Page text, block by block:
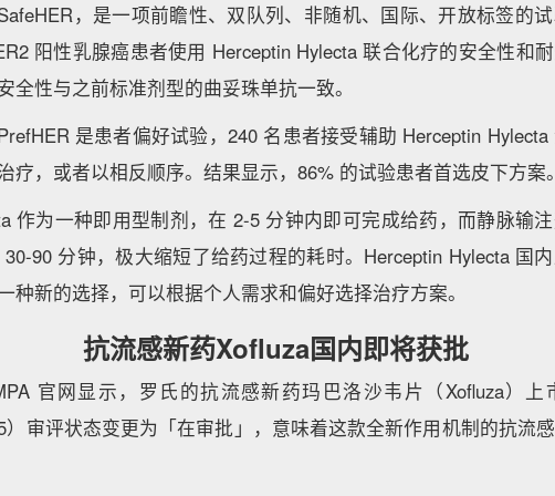
，是一项前瞻性、双队列、非随机、国际、开放标签的
阳性乳腺癌患者使用 Herceptin Hylecta 联合化疗的安全性和
全性与之前标准剂型的曲妥珠单抗一致。
是患者偏好试验，240 名患者接受辅助 Herceptin
疗，或者以相反顺序。结果显示，86% 的试验患者首选皮下方案。
作为一种即用型制剂，在 2-5 分钟内即可完成给药，而静脉输
90 分钟，极大缩短了给药过程的耗时。Herceptin Hylecta 国
种新的选择，可以根据个人需求和偏好选择治疗方案。
抗流感新药Xofluza国内即将获批
官网显示，罗氏的抗流感新药玛巴洛沙韦片（Xofluza）上
）审评状态变更为「在审批」，意味着这款全新作用机制的抗流